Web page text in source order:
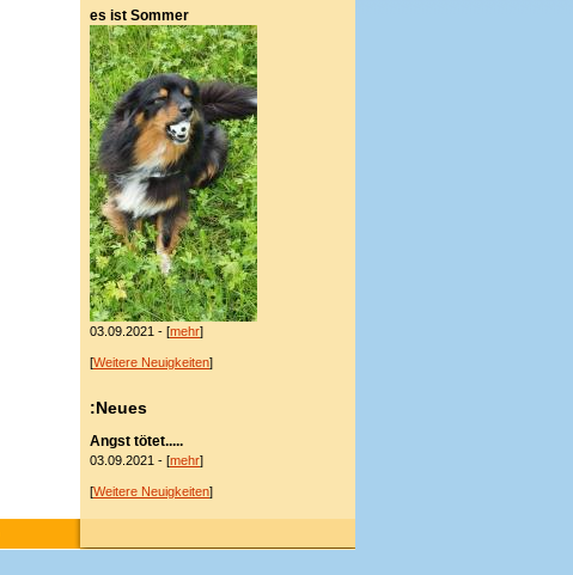
es ist Sommer
03.09.2021 - [mehr]
[Weitere Neuigkeiten]
:Neues
Angst tötet.....
03.09.2021 - [mehr]
[Weitere Neuigkeiten]